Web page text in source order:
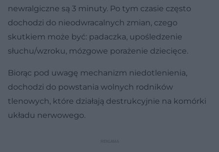
newralgiczne są 3 minuty. Po tym czasie często
dochodzi do nieodwracalnych zmian, czego
skutkiem może być: padaczka, upośledzenie
słuchu/wzroku, mózgowe porażenie dziecięce.
Biorąc pod uwagę mechanizm niedotlenienia,
dochodzi do powstania wolnych rodników
tlenowych, które działają destrukcyjnie na komórki
układu nerwowego.